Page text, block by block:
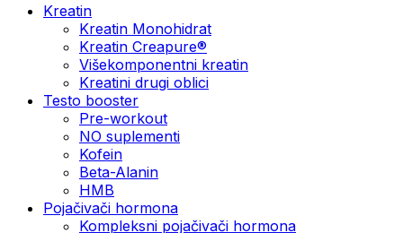
Kreatin
Kreatin Monohidrat
Kreatin Creapure®
Višekomponentni kreatin
Kreatini drugi oblici
Testo booster
Pre-workout
NO suplementi
Kofein
Beta-Alanin
HMB
Pojačivači hormona
Kompleksni pojačivači hormona